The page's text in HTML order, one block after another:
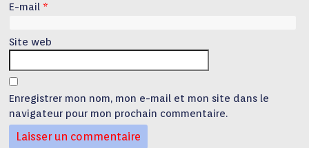
E-mail *
Site web
Enregistrer mon nom, mon e-mail et mon site dans le
navigateur pour mon prochain commentaire.